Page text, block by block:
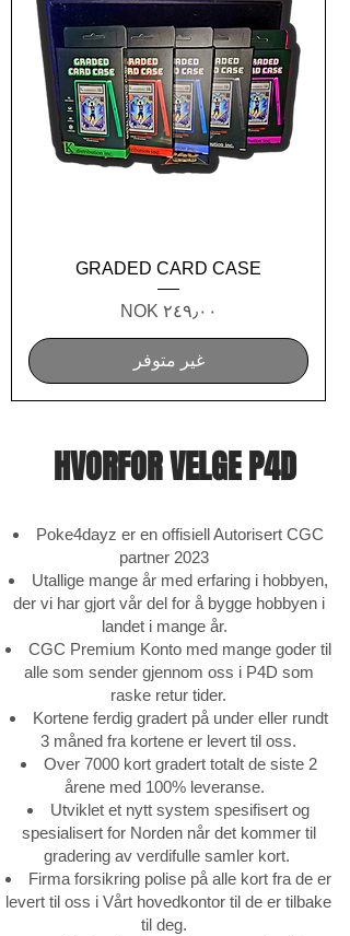
GRADED CARD CASE
السعر
غير متوفر
HVORFOR VELGE P4D
Poke4dayz er en offisiell Autorisert CGC
partner 2023
Utallige mange år med erfaring i hobbyen,
der vi har gjort vår del for å bygge hobbyen i
landet i mange år.
CGC Premium Konto med mange goder til
alle som sender gjennom oss i P4D som
raske retur tider.
Kortene ferdig gradert på under eller rundt
3 måned fra kortene er levert til oss.
Over 7000 kort gradert totalt de siste 2
årene med 100% leveranse.
Utviklet et nytt system spesifisert og
spesialisert for Norden når det kommer til
gradering av verdifulle samler kort.
Firma forsikring polise på alle kort fra de er
levert til oss i Vårt hovedkontor til de er tilbake
til deg.